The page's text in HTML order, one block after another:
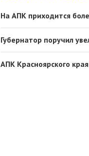
На АПК приходится
Губернатор поручил
АПК Красноярского